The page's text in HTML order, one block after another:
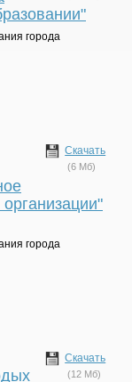
города
Скачать
(6 Мб)
города
Скачать
(12 Мб)